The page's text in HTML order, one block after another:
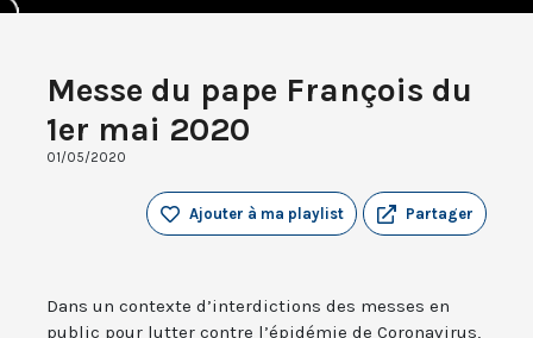
Messe du pape François du
1er mai 2020
01/05/2020
Partager
Ajouter à ma playlist
Dans un contexte d’interdictions des messes en
public pour lutter contre l’épidémie de Coronavirus,